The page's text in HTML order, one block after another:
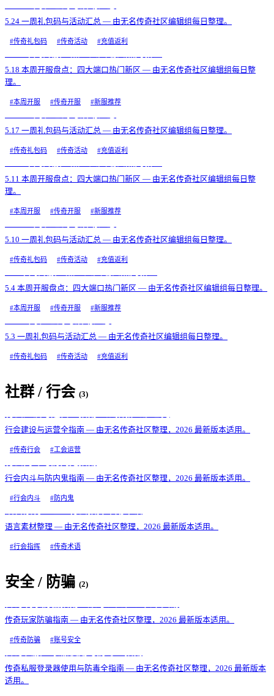
5.24 一周礼包码与活动汇总 — 由无名传奇社区编辑组每日整理。
#传奇礼包码 #传奇活动 #充值返利
5.18 本周开服盘点：四大端口热门新区 — 由无名传奇社区编辑组每日整
理。
#本周开服 #传奇开服 #新服推荐
5.17 一周礼包码与活动汇总 — 由无名传奇社区编辑组每日整理。
#传奇礼包码 #传奇活动 #充值返利
5.11 本周开服盘点：四大端口热门新区 — 由无名传奇社区编辑组每日整
理。
#本周开服 #传奇开服 #新服推荐
5.10 一周礼包码与活动汇总 — 由无名传奇社区编辑组每日整理。
#传奇礼包码 #传奇活动 #充值返利
5.4 本周开服盘点：四大端口热门新区 — 由无名传奇社区编辑组每日整理。
#本周开服 #传奇开服 #新服推荐
5.3 一周礼包码与活动汇总 — 由无名传奇社区编辑组每日整理。
#传奇礼包码 #传奇活动 #充值返利
社群 / 行会 (3)
行会建设与运营全指南 — 由无名传奇社区整理，2026 最新版本适用。
#传奇行会 #工会运营
行会内斗与防内鬼指南 — 由无名传奇社区整理，2026 最新版本适用。
#行会内斗 #防内鬼
语言素材整理 — 由无名传奇社区整理，2026 最新版本适用。
#行会指挥 #传奇术语
安全 / 防骗 (2)
传奇玩家防骗指南 — 由无名传奇社区整理，2026 最新版本适用。
#传奇防骗 #账号安全
传奇私服登录器使用与防毒全指南 — 由无名传奇社区整理，2026 最新版本
适用。